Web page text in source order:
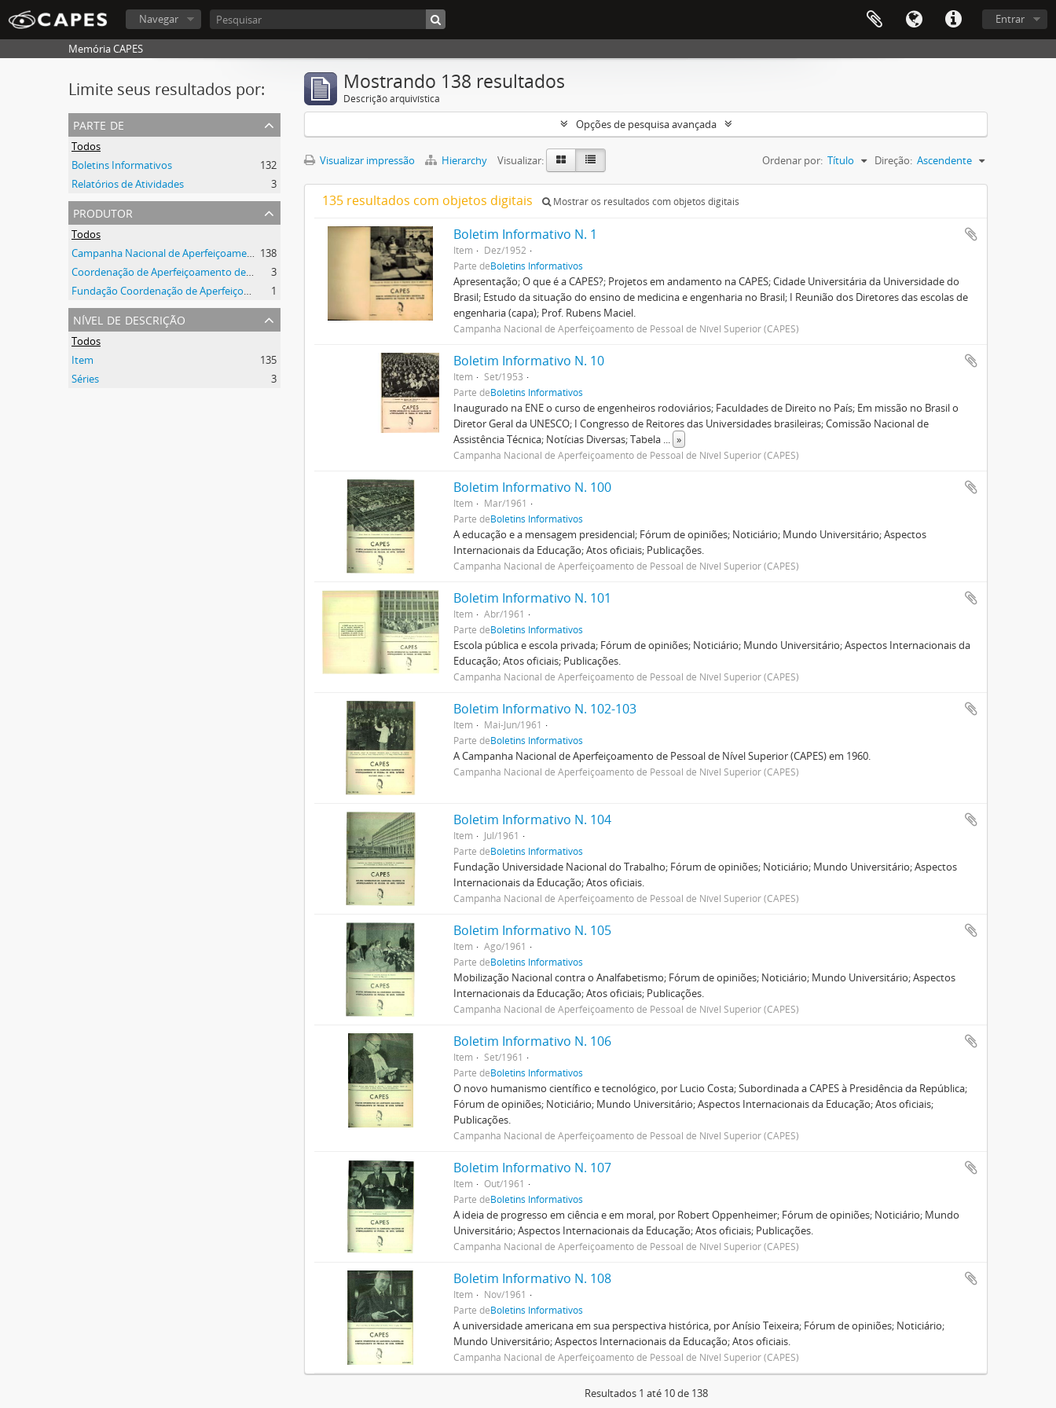
Entrar
Navegar
Memória CAPES
Limite seus resultados por:
parte de
Todos
Boletins Informativos
132
Relatórios de Atividades
3
produtor
Todos
Campanha Nacional de Aperfeiçoamento de Pessoal de Nível Superior (CAPES) 138
Coordenação de Aperfeiçoamento de Pessoal de Nível Superior (CAPES)
3
Fundação Coordenação de Aperfeiçoamento de Pessoal de Nível Superior (CAPES)
1
nível de descrição
Todos
Item
135
Séries
3
Mostrando 138 resultados
Descrição arquivística
Opções de pesquisa avançada
Visualizar impressão Hierarchy Visualizar: Ordenar por: Título Direção: Ascendente
135 resultados com objetos digitais Mostrar os resultados com objetos digitais
Boletim Informativo N. 1
Item
Dez/1952
Parte deBoletins Informativos
Apresentação; O que é a CAPES?; Projetos em andamento na CAPES; Cidade Universitária da Universidade do
Brasil; Estudo da situação do ensino de medicina e engenharia no Brasil; I Reunião dos Diretores das escolas de
engenharia (capa); Prof. Rubens Maciel.
Campanha Nacional de Aperfeiçoamento de Pessoal de Nível Superior (CAPES)
Boletim Informativo N. 10
Item
Set/1953
Parte deBoletins Informativos
Inaugurado na ENE o curso de engenheiros rodoviários; Faculdades de Direito no País; Em missão no Brasil o
Diretor Geral da UNESCO; I Congresso de Reitores das Universidades brasileiras; Comissão Nacional de
Assistência Técnica; Notícias Diversas; Tabela ... »
Campanha Nacional de Aperfeiçoamento de Pessoal de Nível Superior (CAPES)
Boletim Informativo N. 100
Item
Mar/1961
Parte deBoletins Informativos
A educação e a mensagem presidencial; Fórum de opiniões; Noticiário; Mundo Universitário; Aspectos
Internacionais da Educação; Atos oficiais; Publicações.
Campanha Nacional de Aperfeiçoamento de Pessoal de Nível Superior (CAPES)
Boletim Informativo N. 101
Item
Abr/1961
Parte deBoletins Informativos
Escola pública e escola privada; Fórum de opiniões; Noticiário; Mundo Universitário; Aspectos Internacionais da
Educação; Atos oficiais; Publicações.
Campanha Nacional de Aperfeiçoamento de Pessoal de Nível Superior (CAPES)
Boletim Informativo N. 102-103
Item
Mai-Jun/1961
Parte deBoletins Informativos
A Campanha Nacional de Aperfeiçoamento de Pessoal de Nível Superior (CAPES) em 1960.
Campanha Nacional de Aperfeiçoamento de Pessoal de Nível Superior (CAPES)
Boletim Informativo N. 104
Item
Jul/1961
Parte deBoletins Informativos
Fundação Universidade Nacional do Trabalho; Fórum de opiniões; Noticiário; Mundo Universitário; Aspectos
Internacionais da Educação; Atos oficiais.
Campanha Nacional de Aperfeiçoamento de Pessoal de Nível Superior (CAPES)
Boletim Informativo N. 105
Item
Ago/1961
Parte deBoletins Informativos
Mobilização Nacional contra o Analfabetismo; Fórum de opiniões; Noticiário; Mundo Universitário; Aspectos
Internacionais da Educação; Atos oficiais; Publicações.
Campanha Nacional de Aperfeiçoamento de Pessoal de Nível Superior (CAPES)
Boletim Informativo N. 106
Item
Set/1961
Parte deBoletins Informativos
O novo humanismo científico e tecnológico, por Lucio Costa; Subordinada a CAPES à Presidência da República;
Fórum de opiniões; Noticiário; Mundo Universitário; Aspectos Internacionais da Educação; Atos oficiais;
Publicações.
Campanha Nacional de Aperfeiçoamento de Pessoal de Nível Superior (CAPES)
Boletim Informativo N. 107
Item
Out/1961
Parte deBoletins Informativos
A ideia de progresso em ciência e em moral, por Robert Oppenheimer; Fórum de opiniões; Noticiário; Mundo
Universitário; Aspectos Internacionais da Educação; Atos oficiais; Publicações.
Campanha Nacional de Aperfeiçoamento de Pessoal de Nível Superior (CAPES)
Boletim Informativo N. 108
Item
Nov/1961
Parte deBoletins Informativos
A universidade americana em sua perspectiva histórica, por Anísio Teixeira; Fórum de opiniões; Noticiário;
Mundo Universitário; Aspectos Internacionais da Educação; Atos oficiais.
Campanha Nacional de Aperfeiçoamento de Pessoal de Nível Superior (CAPES)
Resultados 1 até 10 de 138